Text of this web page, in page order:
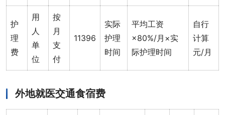
护
理
费
用
人
单
位
按
月
支
付
11396
实际
护理
时间
平均工资
×80%/月×实
际护理时间
自行
计算
元/月
外地就医交通食宿费